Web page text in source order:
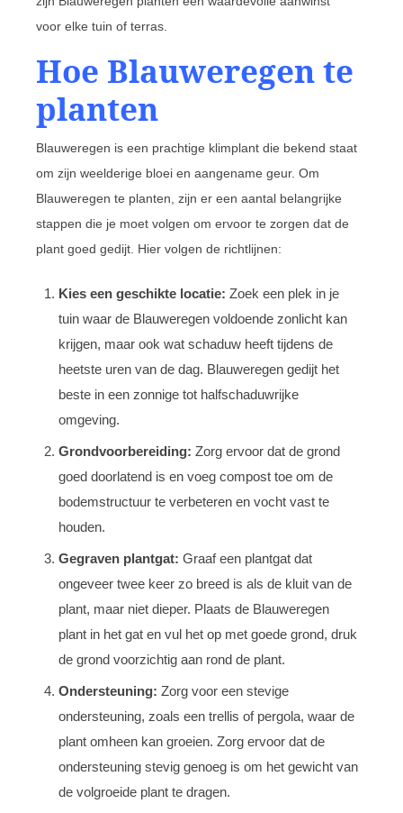
voor elke tuin of terras.
Hoe Blauweregen te
planten
Blauweregen is een prachtige klimplant die bekend staat
om zijn weelderige bloei en aangename geur. Om
Blauweregen te planten, zijn er een aantal belangrijke
stappen die je moet volgen om ervoor te zorgen dat de
plant goed gedijt. Hier volgen de richtlijnen:
Kies een geschikte locatie: Zoek een plek in je
tuin waar de Blauweregen voldoende zonlicht kan
krijgen, maar ook wat schaduw heeft tijdens de
heetste uren van de dag. Blauweregen gedijt het
beste in een zonnige tot halfschaduwrijke
omgeving.
Grondvoorbereiding: Zorg ervoor dat de grond
goed doorlatend is en voeg compost toe om de
bodemstructuur te verbeteren en vocht vast te
houden.
Gegraven plantgat: Graaf een plantgat dat
ongeveer twee keer zo breed is als de kluit van de
plant, maar niet dieper. Plaats de Blauweregen
plant in het gat en vul het op met goede grond, druk
de grond voorzichtig aan rond de plant.
Ondersteuning: Zorg voor een stevige
ondersteuning, zoals een trellis of pergola, waar de
plant omheen kan groeien. Zorg ervoor dat de
ondersteuning stevig genoeg is om het gewicht van
de volgroeide plant te dragen.